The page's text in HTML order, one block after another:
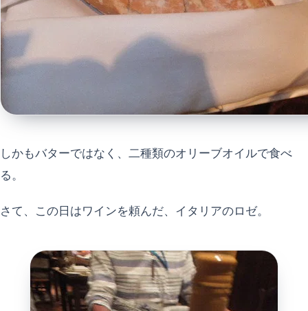
しかもバターではなく、二種類のオリーブオイルで食べ
る。
さて、この日はワインを頼んだ、イタリアのロゼ。